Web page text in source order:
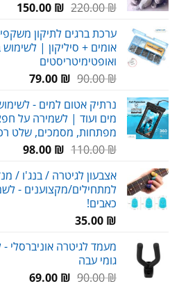
220.00₪
המחיר
היה:
220.00 ₪.
150.00 ₪
₪.
אומים + סיליקון | לשימוש
ואופטימיטריסטים
90.00₪
המחיר
היה:
90.00 ₪.
79.00 ₪
המחיר
הוא:
79.00 ₪.
נרתיק אטום למים -
מים ועוד | לשמירה על
מפתחות, מסמכים, שלט
110.00₪
המחיר
היה:
110.00 ₪.
98.00 ₪
המחיר
הוא:
₪.
אצבעון לגיטרה / בנג'ו /
למתחילים/מקצוענים -
כאבים!
35.00 ₪
מעמד לגיטרה אוניברסלי
גומי עבה
90.00₪
המחיר69.00 ₪
המחיר